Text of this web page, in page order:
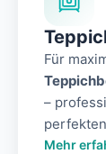
Für
–
Mehr